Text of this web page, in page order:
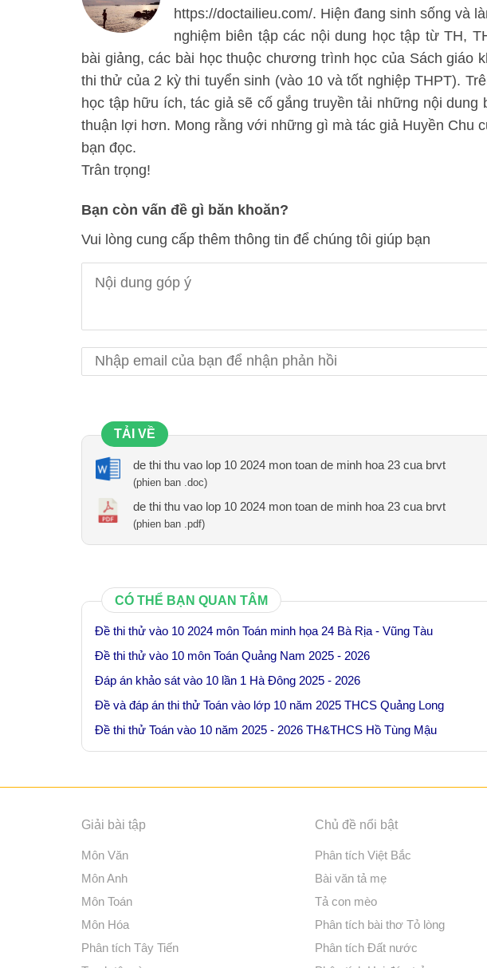
https://doctailieu.com/. Hiện đang sinh sống và
nghiệm biên tập các nội dung học tập từ TH,
bài giảng, các bài học thuộc chương trình học của Sách giáo
thi thử của 2 kỳ thi tuyển sinh (vào 10 và tốt nghiệp THPT).
học tập hữu ích, tác giả sẽ cố gắng truyền tải những nội
thuận lợi hơn. Mong rằng với những gì mà tác giả Huyền Chu
bạn đọc.
Trân trọng!
Bạn còn vấn đề gì băn khoăn?
Vui lòng cung cấp thêm thông tin để chúng tôi giúp bạn
TẢI VỀ
de thi thu vao lop 10 2024 mon toan de minh hoa 23 cua brvt
(phien ban .doc)
de thi thu vao lop 10 2024 mon toan de minh hoa 23 cua brvt
(phien ban .pdf)
CÓ THỂ BẠN QUAN TÂM
Đề thi thử vào 10 2024 môn Toán minh họa 24 Bà Rịa - Vũng Tàu
Đề thi thử vào 10 môn Toán Quảng Nam 2025 - 2026
Đáp án khảo sát vào 10 lần 1 Hà Đông 2025 - 2026
Đề và đáp án thi thử Toán vào lớp 10 năm 2025 THCS Quảng Long
Đề thi thử Toán vào 10 năm 2025 - 2026 TH&THCS Hồ Tùng Mậu
Giải bài tập
Môn Văn
Môn Anh
Môn Toán
Môn Hóa
Phân tích Tây Tiến
Chủ đề nổi bật
Phân tích Việt Bắc
Bài văn tả mẹ
Tả con mèo
Phân tích bài thơ Tỏ lòng
Phân tích Đất nước